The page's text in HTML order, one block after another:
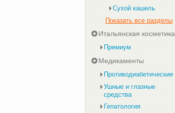
Сухой кашель
Показать все разделы
Итальянская косметика
Премиум
Медикаменты
Противодиабетические
Ушные и глазные
средства
Гепатология